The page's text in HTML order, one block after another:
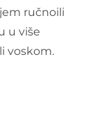
ručnoili
u više
voskom.